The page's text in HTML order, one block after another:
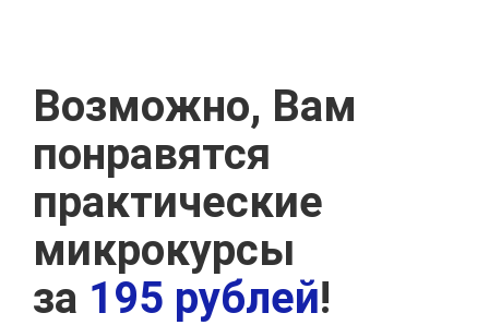
Возможно, Вам
понравятся
практические
микрокурсы
за 195 рублей!